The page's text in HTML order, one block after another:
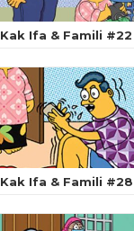
Kak Ifa & Famili #22
Kak Ifa & Famili #28